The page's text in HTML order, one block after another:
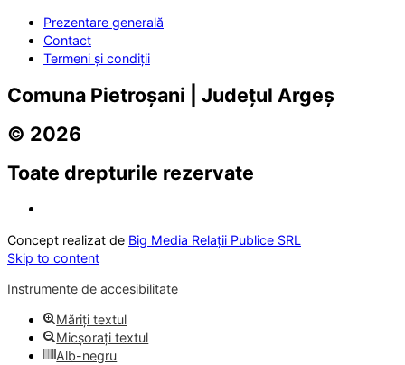
Prezentare generală
Contact
Termeni și condiții
Comuna Pietroșani | Județul Argeș
© 2026
Toate drepturile rezervate
Concept realizat de Big Media Relații Publice SRL
Skip to content
Instrumente de accesibilitate
Măriți textul
Micșorați textul
Alb-negru